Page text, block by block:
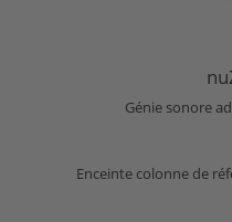
Génie sonore
Enceinte colonne de